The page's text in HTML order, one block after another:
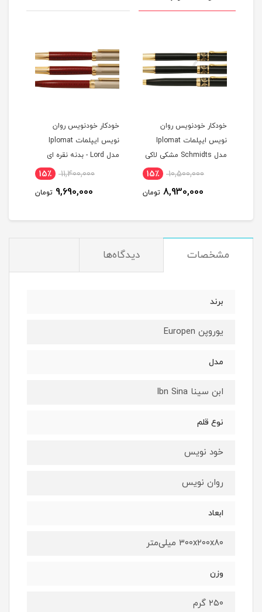
خودکار خودنویس روان
نویس ایپلمات Iplomat
مدل Schmidts مشکی لاکی
10,500,000 15٪
8,930,000 تومان
خودکار خودنویس روان
نویس ایپلمات Iplomat
مدل Lord - بدنه نقره ای
11,400,000 15٪
9,690,000 تومان
مشخصات دیدگاه‌ها
برند
یوروپن Europen
مدل
ابن سینا Ibn Sina
نوع قلم
خود نویس
روان نویس
ابعاد
۳۰۰x۲۰۰x۸۰ میلی‌متر
وزن
۲۵۰ گرم